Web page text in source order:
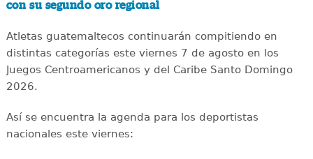
con su segundo oro regional
Atletas guatemaltecos continuarán compitiendo en
distintas categorías este viernes 7 de agosto en los
Juegos Centroamericanos y del Caribe Santo Domingo
2026.
Así se encuentra la agenda para los deportistas
nacionales este viernes: